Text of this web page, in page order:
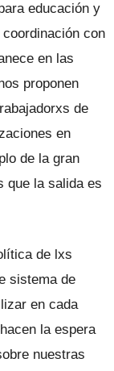
educación y
con
en las
proponen
de
en
de la gran
que la salida es
de lxs
sistema de
en cada
la espera
nuestras